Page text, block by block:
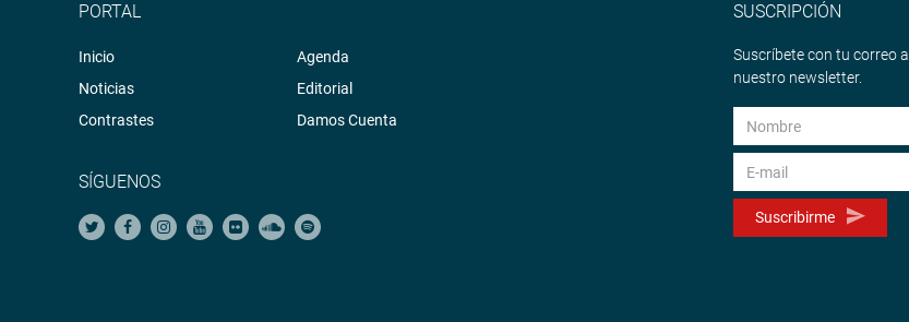
PORTAL
Inicio
Noticias
Contrastes
Agenda
Editorial
Damos Cuenta
SÍGUENOS
SUSCRIPCIÓN
Suscríbete con tu correo a
nuestro newsletter.
Suscribirme